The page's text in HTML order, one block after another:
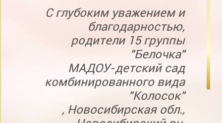
С глубоким уважением и
благодарностью,
родители 15 группы
"Белочка"
МАДОУ-детский сад
комбинированного вида
"Колосок"
, Новосибирская обл.,